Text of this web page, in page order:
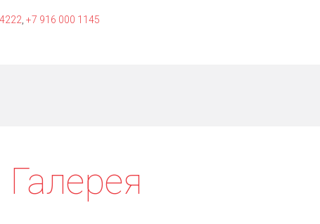
+7 916 000 1145
Галерея